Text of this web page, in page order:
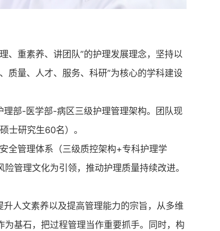
、重素养、讲团队”的护理发展理念，坚持以
质量、人才、服务、科研”为核心的学科建设
部-医学部-病区三级护理管理架构。团队现
士研究生60名）。
全管理体系（三级质控架构+专科护理学
管理文化为引领，推动护理质量持续改进。
人文素养以及提高管理能力的宗旨，从多维
基石，把过程管理当作重要抓手。同时，构